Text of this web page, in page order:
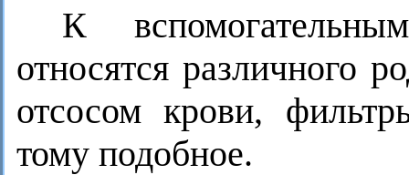
К
относятся различного
отсосом крови,
тому подобное.